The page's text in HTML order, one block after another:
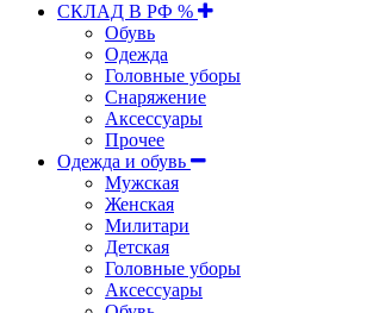
СКЛАД В РФ %
Обувь
Одежда
Головные уборы
Снаряжение
Аксессуары
Прочее
Одежда и обувь
Мужская
Женская
Милитари
Детская
Головные уборы
Аксессуары